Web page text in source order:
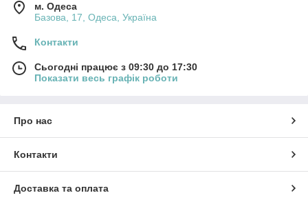
м. Одеса
Базова, 17, Одеса, Україна
Контакти
Сьогодні працює з 09:30 до 17:30
Показати весь графік роботи
Про нас
Контакти
Доставка та оплата